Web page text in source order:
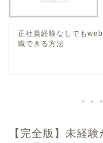
正社員経験なしでも
職できる方法
【完全版】未経